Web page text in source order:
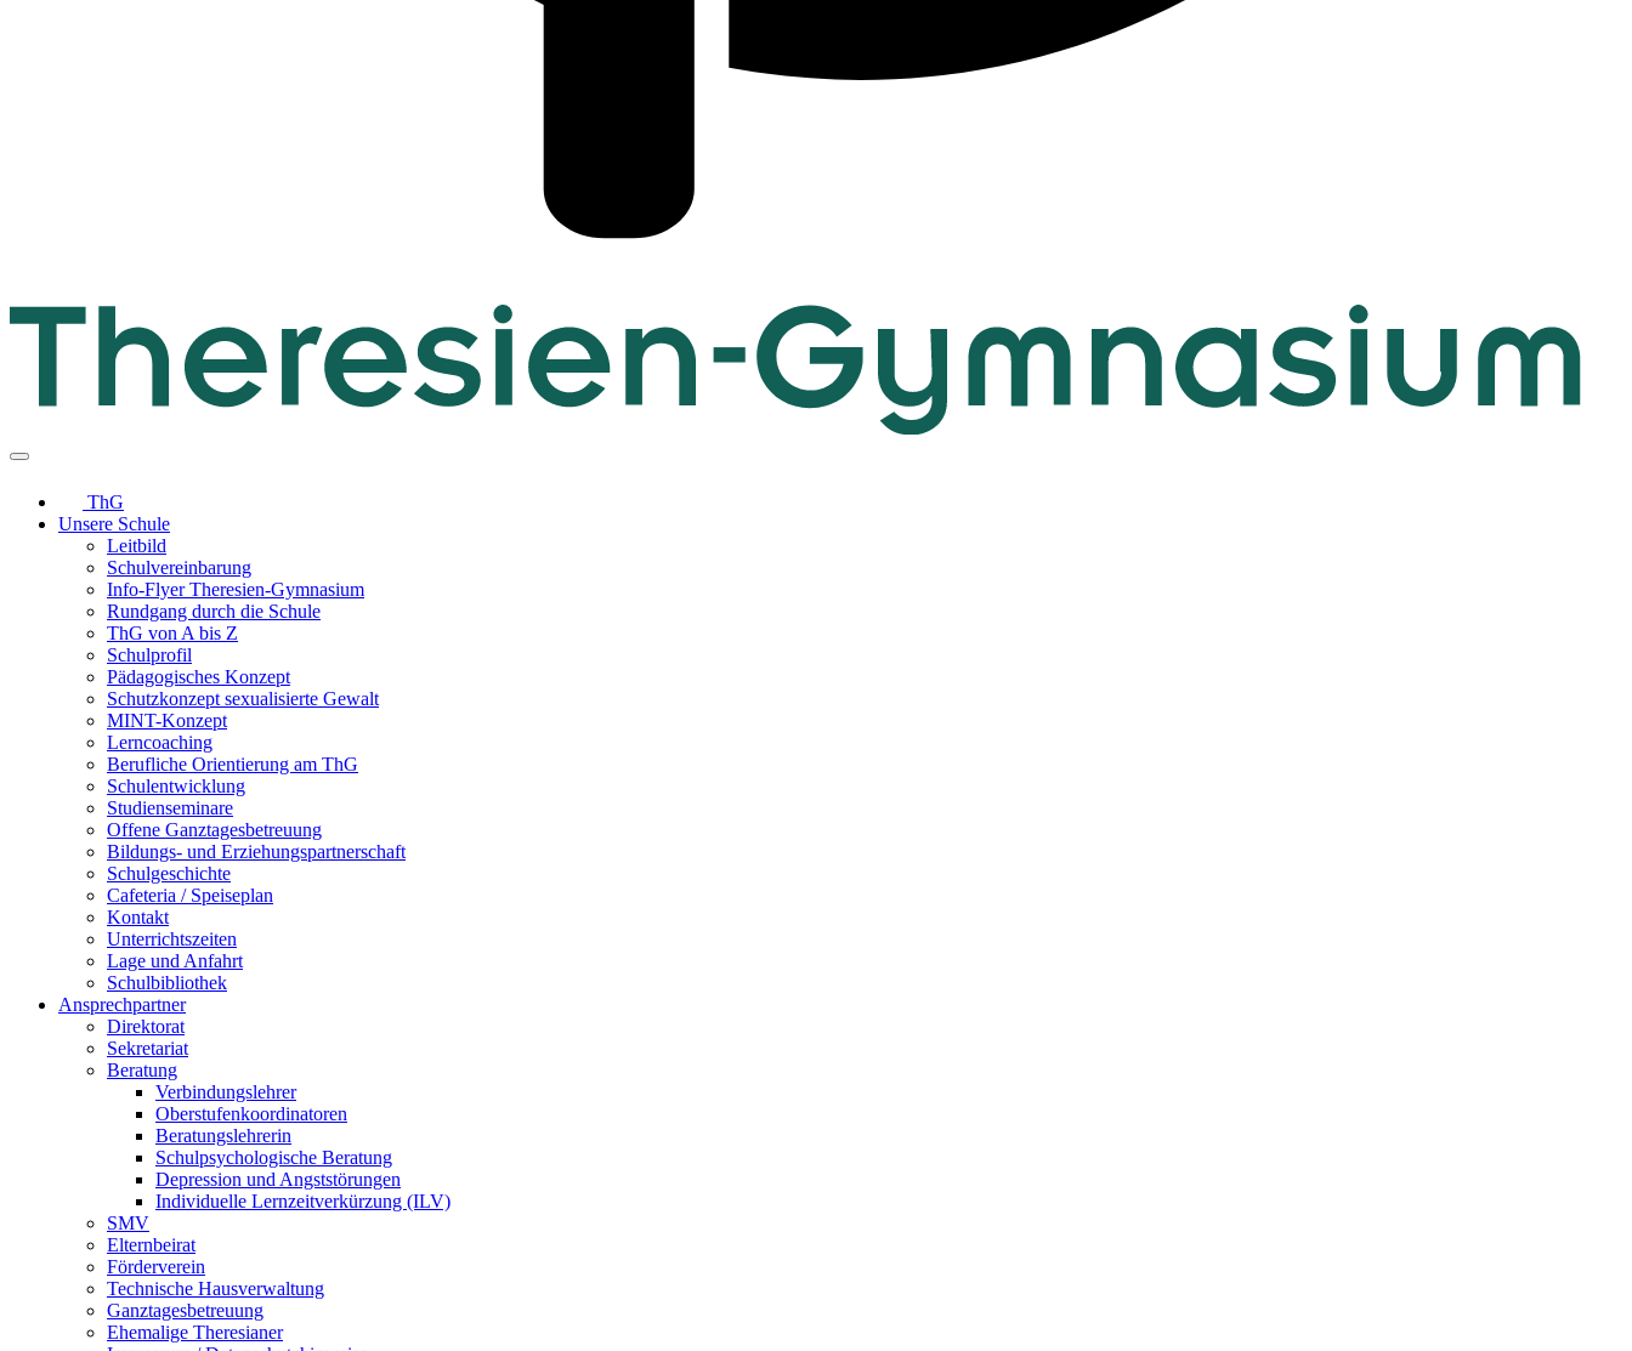
ThG
Unsere Schule
Leitbild
Schulvereinbarung
Info-Flyer Theresien-Gymnasium
Rundgang durch die Schule
ThG von A bis Z
Schulprofil
Pädagogisches Konzept
Schutzkonzept sexualisierte Gewalt
MINT-Konzept
Lerncoaching
Berufliche Orientierung am ThG
Schulentwicklung
Studienseminare
Offene Ganztagesbetreuung
Bildungs- und Erziehungspartnerschaft
Schulgeschichte
Cafeteria / Speiseplan
Kontakt
Unterrichtszeiten
Lage und Anfahrt
Schulbibliothek
Ansprechpartner
Direktorat
Sekretariat
Beratung
Verbindungslehrer
Oberstufenkoordinatoren
Beratungslehrerin
Schulpsychologische Beratung
Depression und Angststörungen
Individuelle Lernzeitverkürzung (ILV)
SMV
Elternbeirat
Förderverein
Technische Hausverwaltung
Ganztagesbetreuung
Ehemalige Theresianer